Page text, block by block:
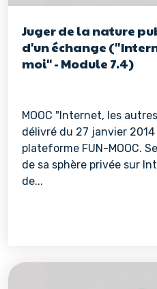
Juger de la nature
d'un échange
moi" - Module 7.4)
MOOC "Internet, les
délivré du 27 janvier 2014
plateforme FUN-MOOC.
de sa sphère privée sur
de...